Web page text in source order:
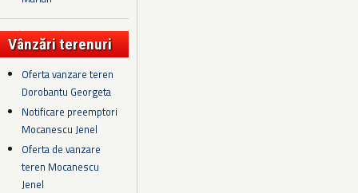
Vânzări terenuri
Oferta vanzare teren
Dorobantu Georgeta
Notificare preemptori
Mocanescu Jenel
Oferta de vanzare
teren Mocanescu
Jenel